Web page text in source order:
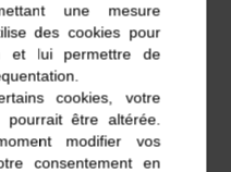
2021 avec Nell
29er en 2019 et
une mesure
des cookies pour
et lui permettre de
cookies, votre
être altérée.
modifier vos
consentement en